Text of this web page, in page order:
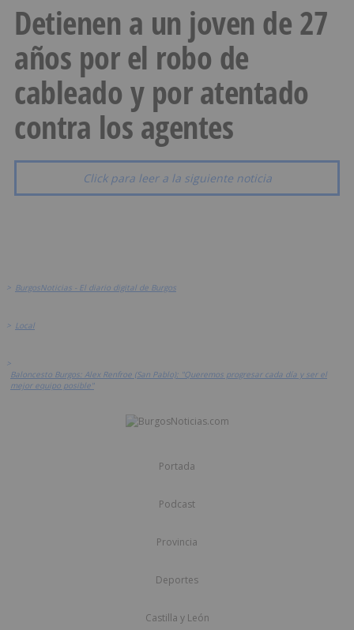
Detienen a un joven de 27
años por el robo de
cableado y por atentado
contra los agentes
Click para leer a la siguiente noticia
> BurgosNoticias - El diario digital de Burgos
> Local
>
Baloncesto Burgos: Alex Renfroe (San Pablo): "Queremos progresar cada día y ser el
mejor equipo posible"
Portada
Podcast
Provincia
Deportes
Castilla y León